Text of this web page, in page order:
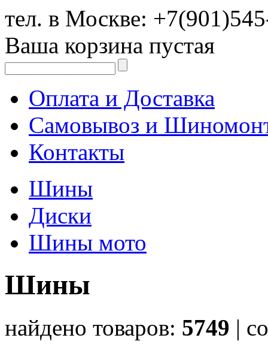
тел. в Москве:
Ваша корзина пустая
Оплата и Доставка
Самовывоз и
Контакты
Шины
Диски
Шины мото
Шины
найдено товаров: 5749 |